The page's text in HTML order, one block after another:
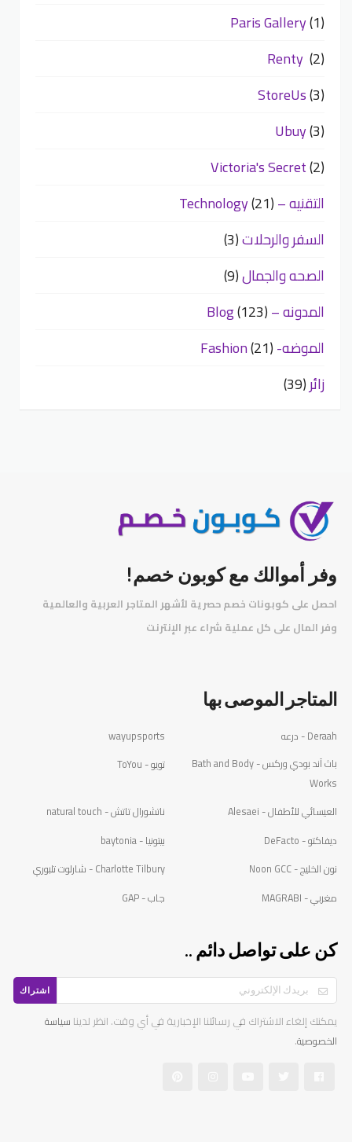
Paris Gallery(1)
Renty (2)
StoreUs(3)
Ubuy(3)
Victoria's Secret(2)
التقنيه – Technology(21)
السفر والرحلات(3)
الصحه والجمال(9)
المدونه – Blog(123)
الموضه- Fashion(21)
زائر(39)
وفر أموالك مع كوبون خصم!
احصل على كوبونات خصم حصرية لأشهر المتاجر العربية والعالمية
وفر المال على كل عملية شراء عبر الإنترنت
المتاجر الموصى بها
Deraah - درعه
wayupsports
باث آند بودي وركس - Bath and Body
Works
تويو - ToYou
العيسائي للأطفال - Alesaei
ناتشورال تاتش - natural touch
ديفاكتو - DeFacto
بيتونيا - baytonia
نون الخليج - Noon GCC
Charlotte Tilbury - شارلوت تلبوري
مغربي - MAGRABI
جاب - GAP
كن على تواصل دائم ..
اشتراك
يمكنك إلغاء الاشتراك في رسائلنا الإخبارية في أي وقت. انظر لدينا سياسة
الخصوصية.